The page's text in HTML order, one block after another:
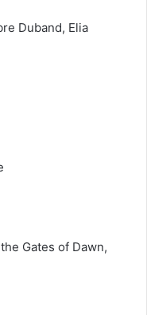
Duband, Elia
Gates of Dawn,